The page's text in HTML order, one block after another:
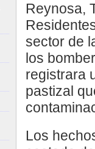
Reynosa,
sector de
los
registrara
pastizal
Los